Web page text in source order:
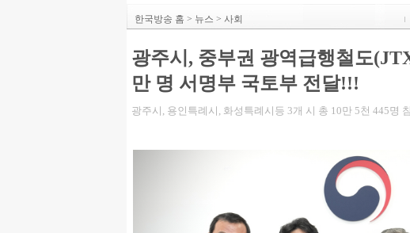
한국방송 홈 > 뉴스 > 사회
광주시, 중부권 광역급행철도
만 명 서명부 국토부 전달!!!
광주시, 용인특례시, 화성특례시등 3개 시 총 10만 5천 445명